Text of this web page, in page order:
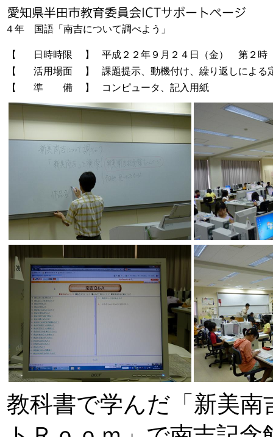
４年 国語「南吉について調べよう」
【 日時時限 】
平成２２年９月２４日（金） 第２時
【
活用場面 】
課題提示、動機付け、繰り返しによる
【
準 備 】 コンピュータ、記入用紙
教科書で学んだ「新美